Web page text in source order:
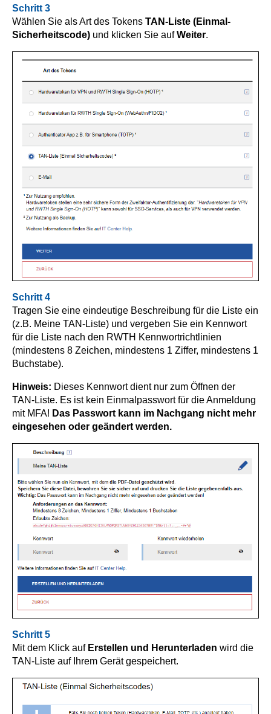
Schritt 3
Wählen Sie als Art des Tokens TAN-Liste (Einmal-
Sicherheitscode) und klicken Sie aufWeiter.
Schritt 4
Tragen Sie eine eindeutige Beschreibung für die Liste ein
(z.B. Meine TAN-Liste) und vergeben Sie ein Kennwort
für die Liste nach den RWTH Kennwortrichtlinien
(mindestens 8 Zeichen, mindestens 1 Ziffer, mindestens 1
Buchstabe).
Hinweis: Dieses Kennwort dient nur zum Öffnen der
TAN-Liste. Es ist kein Einmalpasswort für die Anmeldung
mit MFA! Das Passwort kann im Nachgang nicht mehr
eingesehen oder geändert werden.
Schritt 5
Mit dem Klick auf Erstellen und Herunterladen wird die
TAN-Liste auf Ihrem Gerät gespeichert.